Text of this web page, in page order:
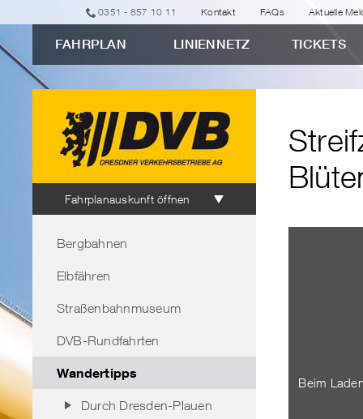
Verbindungssuche
"Streifzug
der
Blütenkönigin
0351 - 857 10 11 Kontakt FAQs Aktuelle
FAHRPLAN LINIENNETZ TICKETS
Fahrplanauskunft öffnen
Bergbahnen
Elbfähren
Straßenbahnmuseum
DVB-Rundfahrten
Wandertipps
Durch Dresden-Plauen
Beim